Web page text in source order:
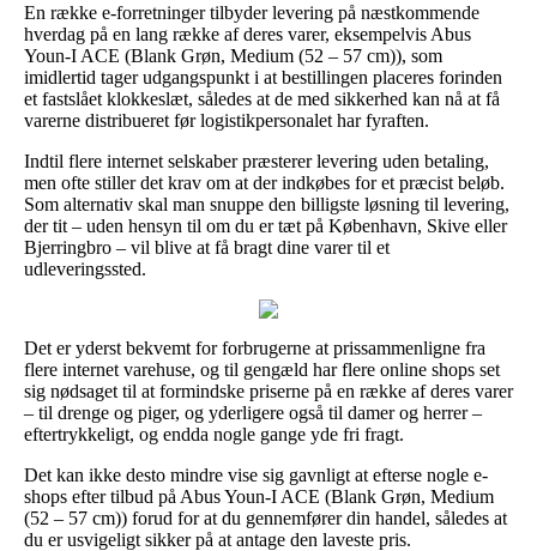
En række e-forretninger tilbyder levering på næstkommende
hverdag på en lang række af deres varer, eksempelvis Abus
Youn-I ACE (Blank Grøn, Medium (52 – 57 cm)), som
imidlertid tager udgangspunkt i at bestillingen placeres forinden
et fastslået klokkeslæt, således at de med sikkerhed kan nå at få
varerne distribueret før logistikpersonalet har fyraften.
Indtil flere internet selskaber præsterer levering uden betaling,
men ofte stiller det krav om at der indkøbes for et præcist beløb.
Som alternativ skal man snuppe den billigste løsning til levering,
der tit – uden hensyn til om du er tæt på København, Skive eller
Bjerringbro – vil blive at få bragt dine varer til et
udleveringssted.
Det er yderst bekvemt for forbrugerne at prissammenligne fra
flere internet varehuse, og til gengæld har flere online shops set
sig nødsaget til at formindske priserne på en række af deres varer
– til drenge og piger, og yderligere også til damer og herrer –
eftertrykkeligt, og endda nogle gange yde fri fragt.
Det kan ikke desto mindre vise sig gavnligt at efterse nogle e-
shops efter tilbud på Abus Youn-I ACE (Blank Grøn, Medium
(52 – 57 cm)) forud for at du gennemfører din handel, således at
du er usvigeligt sikker på at antage den laveste pris.